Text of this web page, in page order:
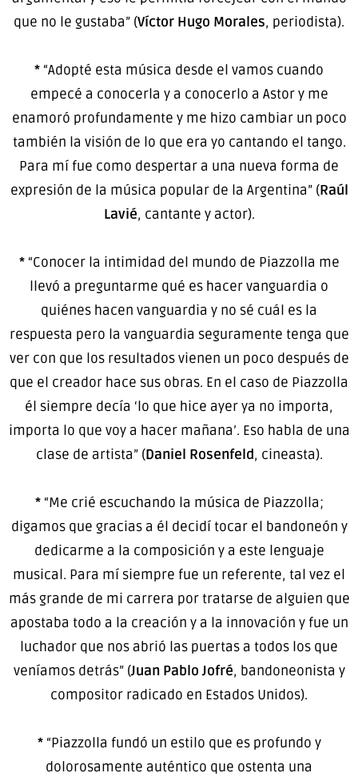
que no le gustaba” (Víctor Hugo Morales, periodista).
* “Adopté esta música desde el vamos cuando
empecé a conocerla y a conocerlo a Astor y me
enamoró profundamente y me hizo cambiar un poco
también la visión de lo que era yo cantando el tango.
Para mí fue como despertar a una nueva forma de
expresión de la música popular de la Argentina” (Raúl
Lavié, cantante y actor).
*“Conocer la intimidad del mundo de Piazzolla me
llevó a preguntarme qué es hacer vanguardia o
quiénes hacen vanguardia y no sé cuál es la
respuesta pero la vanguardia seguramente tenga que
ver con que los resultados vienen un poco después de
que el creador hace sus obras. En el caso de Piazzolla
él siempre decía ‘lo que hice ayer ya no importa,
importa lo que voy a hacer mañana’. Eso habla de una
clase de artista” (Daniel Rosenfeld, cineasta).
*“Me crié escuchando la música de Piazzolla;
digamos que gracias a él decidí tocar el bandoneón y
dedicarme a la composición y a este lenguaje
musical. Para mí siempre fue un referente, tal vez el
más grande de mi carrera por tratarse de alguien que
apostaba todo a la creación y a la innovación y fue un
luchador que nos abrió las puertas a todos los que
veníamos detrás” (Juan Pablo Jofré, bandoneonista y
compositor radicado en Estados Unidos).
*“Piazzolla fundó un estilo que es profundo y
dolorosamente auténtico que ostenta una